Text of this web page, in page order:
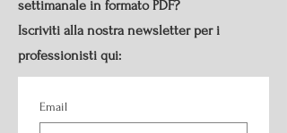
settimanale in formato PDF?
Iscriviti alla nostra newsletter per i
professionisti qui:
Email